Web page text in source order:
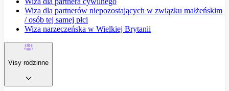
Wiza dla partnerów niepozostających w związku małżeńskim
/ osób tej samej płci
Wiza narzeczeńska w Wielkiej Brytanii
Visy rodzinne